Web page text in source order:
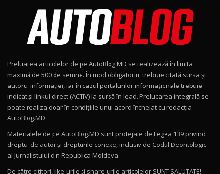
24:06
Noul Škoda Kodiaq RS / Test Drive
AutoBlog.MD în premieră națională
Noul Geely EX2 / Test Drive AutoBlog.MD
15:22
11
Mercedes-AMG E 53 HYBRID 4MATIC+ / Test
12
Noul Volvo ES90 / Test Drive AutoBlog.MD
27:58
Preluarea articolelor de pe AutoBlog.MD se realizează în limita
maximă de 500 de semne. În mod obligatoriu, trebuie citată sursa și
autorul informației, iar în cazul portalurilor informaționale trebuie
indicat și linkul direct (ACTIV) la sursă în lead. Prelucarea integrală se
poate realiza doar în condițiile unui acord încheiat cu redacţia
AutoBlog.MD.
Materialele de pe AutoBlog.MD sunt protejate de Legea 139 privind
dreptul de autor și drepturile conexe, inclusiv de Codul Deontologic
al Jurnalistului din Republica Moldova.
De către cititori, like-urile şi share-urile articolelor SUNT SALUTATE!